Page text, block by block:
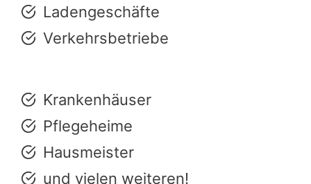
Ladengeschäfte
Verkehrsbetriebe
Krankenhäuser
Pflegeheime
Hausmeister
und vielen weiteren!